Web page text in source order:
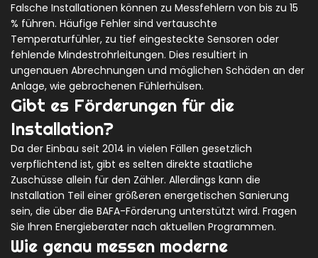
Falsche Installationen können zu Messfehlern von bis zu 15
% führen. Häufige Fehler sind vertauschte
Temperaturfühler, zu tief eingesteckte Sensoren oder
fehlende Mindestrohrleitungen. Dies resultiert in
ungenauen Abrechnungen und möglichen Schäden an der
Anlage, wie gebrochenen Fühlerhülsen.
Gibt es Förderungen für die
Installation?
Da der Einbau seit 2014 in vielen Fällen gesetzlich
verpflichtend ist, gibt es selten direkte staatliche
Zuschüsse allein für den Zähler. Allerdings kann die
Installation Teil einer größeren energetischen Sanierung
sein, die über die BAFA-Förderung unterstützt wird. Fragen
Sie Ihren Energieberater nach aktuellen Programmen.
Wie genau messen moderne